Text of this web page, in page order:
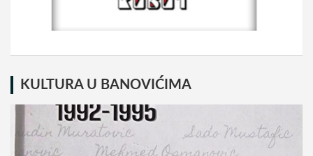
KULTURA U BANOVIĆIMA